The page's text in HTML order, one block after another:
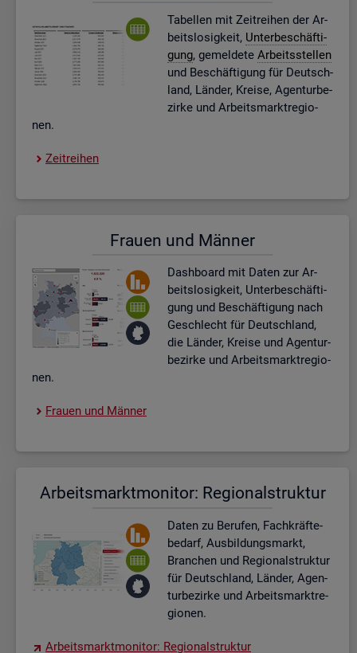
Ta­bel­len mit Zeit­rei­hen der Ar­
beits­lo­sig­keit, Un­ter­be­schäf­ti­
gung, ge­mel­de­te Ar­beits­stel­len
und Be­schäf­ti­gung für Deutsch­
land, Län­der, Krei­se, Agen­tur­be­
zir­ke und Ar­beits­markt­re­gio­
nen.
Zeit­rei­hen
Frau­en und Män­ner
Dash­board mit Daten zur Ar­
beits­lo­sig­keit, Un­ter­be­schäf­ti­
gung und Be­schäf­ti­gung nach
Ge­schlecht für Deutsch­land,
die Län­der, Krei­se und Agen­tur­
be­zir­ke und Ar­beits­markt­re­gio­
nen.
Frau­en und Män­ner
Ar­beits­markt­mo­ni­tor: Re­gio­nal­struk­tur
Daten zu Be­ru­fen, Fach­kräf­te­
be­darf, Aus­bil­dungs­markt,
Bran­chen und Re­gio­nal­struk­tur
für Deutsch­land, Län­der, Agen­
tur­be­zir­ke und Ar­beits­markt­re­
gio­nen.
Ar­beits­markt­mo­ni­tor: Re­gio­nal­struk­tur